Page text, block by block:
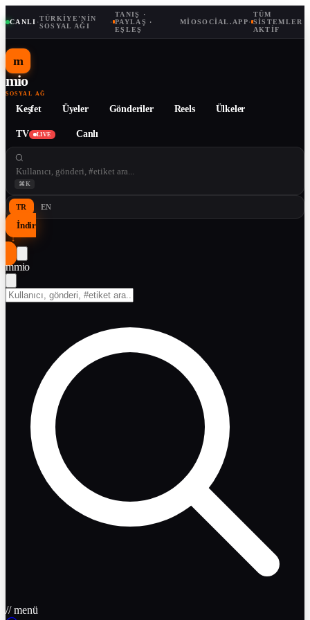
CANLI ·TÜRKIYE'NIN
SOSYAL AĞI
·
TANIŞ ·
PAYLAŞ ·
EŞLEŞ
MIOSOCIAL.APP·
TÜM
SISTEMLER
AKTIF
m
mio
SOSYAL AĞ
Keşfet Üyeler Gönderiler Reels Ülkeler
TV LIVE Canlı
⌘K
TR EN
İndir
↓
mmio
// menü